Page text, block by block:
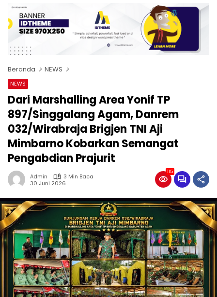
Beranda NEWS
NEWS
Dari Marshalling Area Yonif TP
897/Singgalang Agam, Danrem
032/Wirabraja Brigjen TNI Aji
Mimbarno Kobarkan Semangat
Pengabdian Prajurit
Admin
3 Min Baca
30 Juni 2026
115